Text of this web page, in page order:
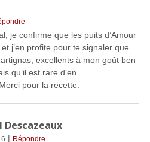
je confirme que les puits d’Amour
j’en profite pour te signaler que
excellents à mon goût ben
qu’il est rare d’en
pour la recette.
Descazeaux
| Répondre